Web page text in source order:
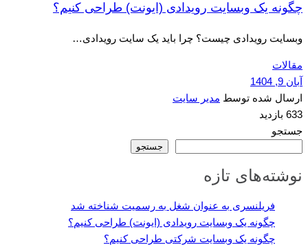
چگونه یک وبسایت رویدادی (ایونت) طراحی کنیم؟
وبسایت رویدادی چیست؟ چرا باید یک سایت رویدادی…
مقالات
آبان 9, 1404
ارسال شده توسط مدیر سایت
633 بازدید
جستجو
جستجو
نوشته‌های تازه
فریلنسری به عنوان شغل به رسمیت شناخته شد
چگونه یک وبسایت رویدادی (ایونت) طراحی کنیم؟
چگونه یک وبسایت شرکتی طراحی کنیم؟